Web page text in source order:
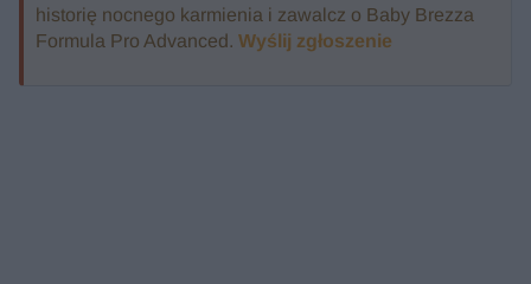
historię nocnego karmienia i zawalcz o Baby Brezza
Formula Pro Advanced. Wyślij zgłoszenie